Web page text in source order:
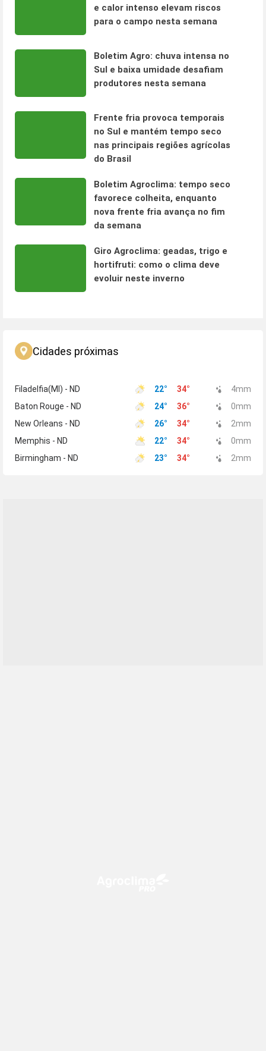
e calor intenso elevam riscos
para o campo nesta semana
Boletim Agro: chuva intensa no
Sul e baixa umidade desafiam
produtores nesta semana
Frente fria provoca temporais
no Sul e mantém tempo seco
nas principais regiões agrícolas
do Brasil
Boletim Agroclima: tempo seco
favorece colheita, enquanto
nova frente fria avança no fim
da semana
Giro Agroclima: geadas, trigo e
hortifruti: como o clima deve
evoluir neste inverno
Cidades próximas
Filadelfia(MI) - ND 22° 34° 4mm
Baton Rouge - ND
24° 36° 0mm
New Orleans - ND
26° 34° 2mm
Memphis - ND
22° 34° 0mm
Birmingham - ND
23° 34° 2mm